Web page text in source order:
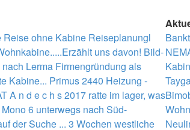
Reise ohne Kabine Reiseplanungl
uns davon! Bild-
Lerma Firmengründung als
Kabine... Primus 2440 Heizung -
A n d e c h s 2017 ratte im lager, was
6 unterwegs nach Süd-
der Suche ... 3 Wochen westliche